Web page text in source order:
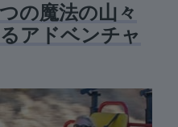
の魔法の山々
アドベンチャ